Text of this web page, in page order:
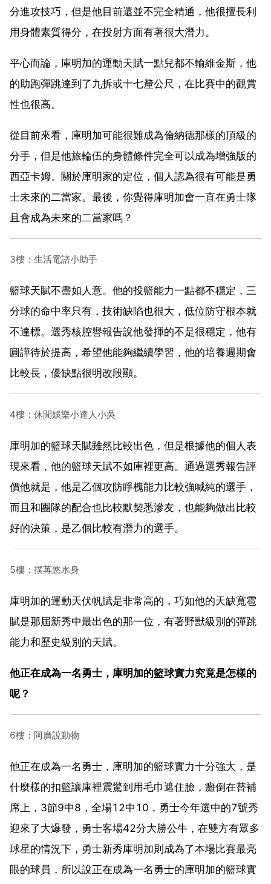
分進攻技巧，但是他目前還並不完全精通，他很擅長利
用身體素質得分，在投射方面有著很大潛力。
平心而論，庫明加的運動天賦一點兒都不輸維金斯，他
的助跑彈跳達到了九拆或十七釐公尺，在比賽中的觀賞
性也很高。
從目前來看，庫明加可能很難成為倫納德那樣的頂級的
分手，但是他旅輪伍的身體條件完全可以成為增強版的
西亞卡姆。關於庫明家的定位，個人認為很有可能是勇
士未來的二當家。最後，你覺得庫明加會一直在勇士隊
且會成為未來的二當家嗎？
3樓：生活電諮小助手
籃球天賦不盡如人意。他的投籃能力一點都不穩定，三
分球的命中率只有，技術缺陷也很大，低位防守根本就
不達標。選秀核腔譽報告說他發揮的不是很穩定，他有
圓譁待於提高，希望他能夠繼續學習，他的培養週期會
比較長，優缺點很明改段顯。
4樓：休閒娛樂小達人小吳
庫明加的籃球天賦雖然比較出色，但是根據他的個人表
現來看，他的籃球天賦不如庫裡更高。通過選秀報告評
價他就是，他是乙個攻防睜槐能力比較強喊純的選手，
而且和團隊的配合也比較默契悉滲友，也能夠做出比較
好的決策，是乙個比較有潛力的選手。
5樓：撲苒悠水身
庫明加的運動天伏帆賦是非常高的，巧如他的天缺寬雹
賦是那屆新秀中最出色的那一位，有著野獸級別的彈跳
能力和歷史級別的天賦。
他正在成為一名勇士，庫明加的籃球實力究竟是怎樣的
呢？
6樓：阿廣說動物
他正在成為一名勇士，庫明加的籃球實力十分強大，是
什麼樣的扣籃讓庫裡震驚到用毛巾遮住臉，癱倒在替補
席上，3節9中8，全場12中10，勇士今年選中的7號秀
迎來了大爆發，勇士客場42分大勝公牛，在雙方有眾多
球星的情況下，勇士新秀庫明加則成為了本場比賽最亮
眼的球員，所以說正在成為一名勇士的庫明加的籃球實